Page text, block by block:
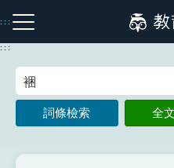
到
主
:::
注音索引圖示 筆畫索
:::
詞條檢索 全